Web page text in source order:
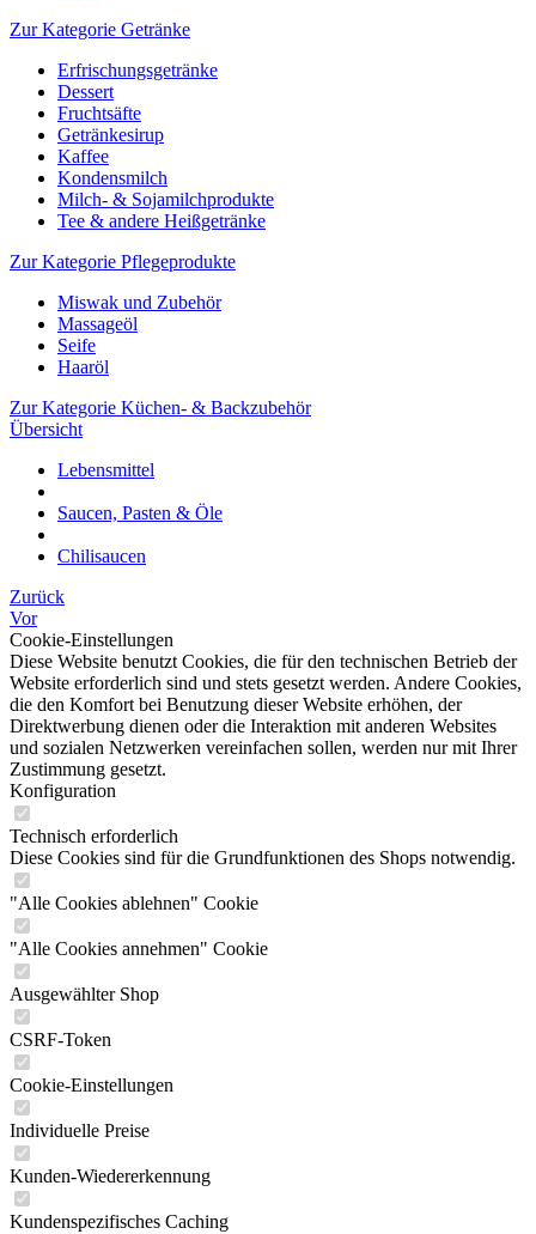
Zur Kategorie Getränke
Erfrischungsgetränke
Dessert
Fruchtsäfte
Getränkesirup
Kaffee
Kondensmilch
Milch- & Sojamilchprodukte
Tee & andere Heißgetränke
Zur Kategorie Pflegeprodukte
Miswak und Zubehör
Massageöl
Seife
Haaröl
Zur Kategorie Küchen- & Backzubehör
Übersicht
Lebensmittel
Saucen, Pasten & Öle
Chilisaucen
Zurück
Vor
Cookie-Einstellungen
Diese Website benutzt Cookies, die für den technischen Betrieb der
Website erforderlich sind und stets gesetzt werden. Andere Cookies,
die den Komfort bei Benutzung dieser Website erhöhen, der
Direktwerbung dienen oder die Interaktion mit anderen Websites
und sozialen Netzwerken vereinfachen sollen, werden nur mit Ihrer
Zustimmung gesetzt.
Konfiguration
Technisch erforderlich
Diese Cookies sind für die Grundfunktionen des Shops notwendig.
"Alle Cookies ablehnen" Cookie
"Alle Cookies annehmen" Cookie
Ausgewählter Shop
CSRF-Token
Cookie-Einstellungen
Individuelle Preise
Kunden-Wiedererkennung
Kundenspezifisches Caching